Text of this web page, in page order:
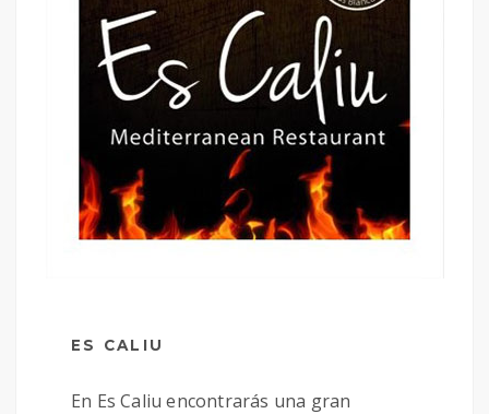
ES CALIU
En Es Caliu encontrarás una gran